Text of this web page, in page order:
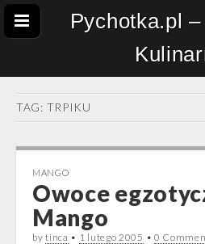
Pychotka.pl
TAG: TRPIKU
MANGO
Owoce
Mango
bytinca • 1 lutego 2005 • 0